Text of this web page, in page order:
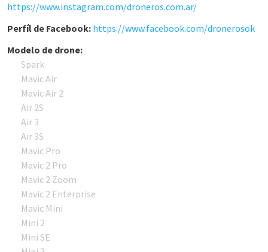
https://www.instagram.com/droneros.com.ar/
Perfíl de Facebook: https://www.facebook.com/dronerosok
Modelo de drone:
Spark
Mavic Air
Mavic Air 2
Air 2S
Air 3
Air 3S
Mavic Pro
Mavic 2 Pro
Mavic 2 Zoom
Mavic 2 Enterprise
Mavic Mini
Mini 2
Mini SE